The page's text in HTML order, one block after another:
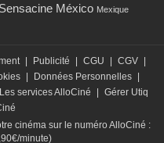
Sensacine México Mexique
| Publicité | CGU | CGV |
| Données Personnelles |
Les services AlloCiné | Gérer Utiq
cinéma sur le numéro AlloCiné :
minute)